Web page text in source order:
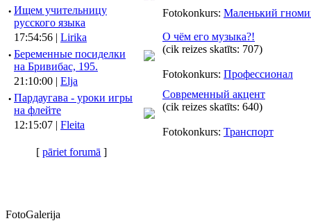
· Ищем учительницу
русского языка
17:54:56 | Lirika
· Беременные посиделки
на Бривибас, 195.
21:10:00 | Elja
· Пардаугава - уроки игры
на флейте
12:15:07 | Fleita
[pāriet forumā ]
FotoGalerija
Fotokonkurs: Маленький
О чём его музыка?!
(cik reizes skatīts: 707)
Fotokonkurs: Профессионал
Современный акцент
(cik reizes skatīts: 640)
Fotokonkurs: Транспорт